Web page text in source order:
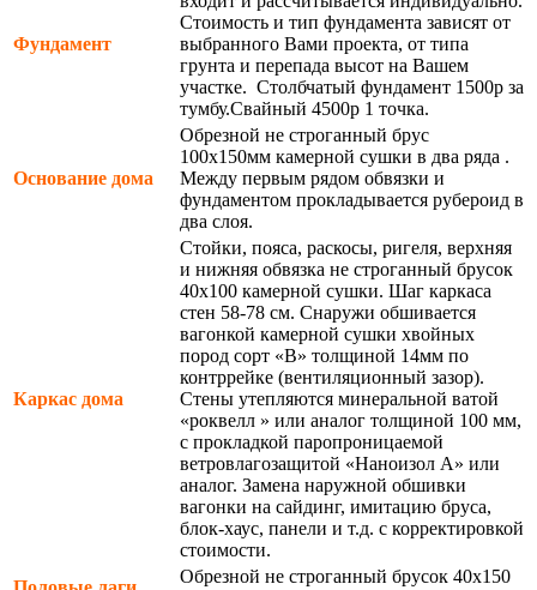
Фундамент
Стоимость и тип фундамента зависят от
выбранного Вами проекта, от типа
грунта и перепада высот на Вашем
участке. Столбчатый фундамент 1500р за
тумбу.Свайный 4500р 1 точка.
Основание дома
Обрезной не строганный брус
100х150мм камерной сушки в два ряда .
Между первым рядом обвязки и
фундаментом прокладывается рубероид в
два слоя.
Каркас дома
Стойки, пояса, раскосы, ригеля, верхняя
и нижняя обвязка не строганный брусок
40х100 камерной сушки. Шаг каркаса
стен 58-78 см. Снаружи обшивается
вагонкой камерной сушки хвойных
пород сорт «В» толщиной 14мм по
контррейке (вентиляционный зазор).
Стены утепляются минеральной ватой
«роквелл » или аналог толщиной 100 мм,
с прокладкой паропроницаемой
ветровлагозащитой «Наноизол А» или
аналог. Замена наружной обшивки
вагонки на сайдинг, имитацию бруса,
блок-хаус, панели и т.д. с корректировкой
стоимости.
Обрезной не строганный брусок 40х150